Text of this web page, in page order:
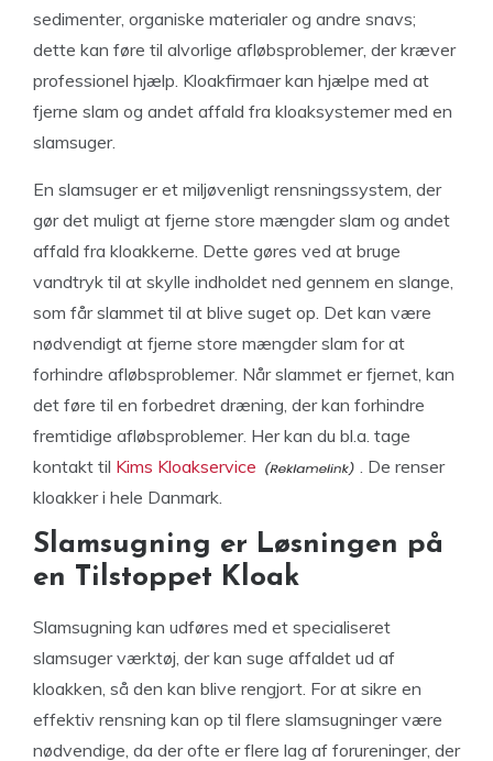
sedimenter, organiske materialer og andre snavs;
dette kan føre til alvorlige afløbsproblemer, der kræver
professionel hjælp. Kloakfirmaer kan hjælpe med at
fjerne slam og andet affald fra kloaksystemer med en
slamsuger.
En slamsuger er et miljøvenligt rensningssystem, der
gør det muligt at fjerne store mængder slam og andet
affald fra kloakkerne. Dette gøres ved at bruge
vandtryk til at skylle indholdet ned gennem en slange,
som får slammet til at blive suget op. Det kan være
nødvendigt at fjerne store mængder slam for at
forhindre afløbsproblemer. Når slammet er fjernet, kan
det føre til en forbedret dræning, der kan forhindre
fremtidige afløbsproblemer. Her kan du bl.a. tage
kontakt til Kims Kloakservice
. De renser
kloakker i hele Danmark.
Slamsugning er Løsningen på
en Tilstoppet Kloak
Slamsugning kan udføres med et specialiseret
slamsuger værktøj, der kan suge affaldet ud af
kloakken, så den kan blive rengjort. For at sikre en
effektiv rensning kan op til flere slamsugninger være
nødvendige, da der ofte er flere lag af forureninger, der